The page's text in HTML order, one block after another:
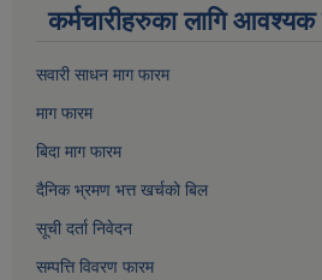
कर्मचारीहरुका लागि
सवारी साधन माग फारम
माग फारम
बिदा माग फारम
दैनिक भ्रमण भत्त खर्चको बिल
सूची दर्ता निवेदन
सम्पत्ति विवरण फारम